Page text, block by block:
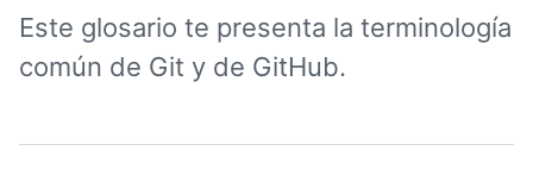
Este glosario te presenta la terminología
común de Git y de GitHub.